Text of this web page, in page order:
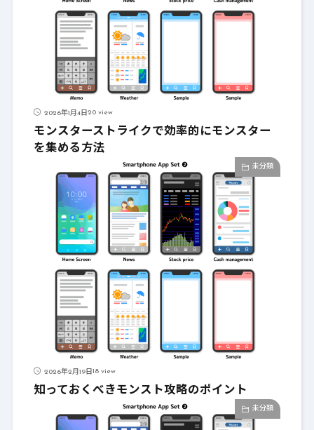
2026年1月4日20 view
モンスターストライクで効率的にモンスター
を集める方法
未分類
2026年2月19日18 view
知っておくべきモンスト攻略のポイント
未分類